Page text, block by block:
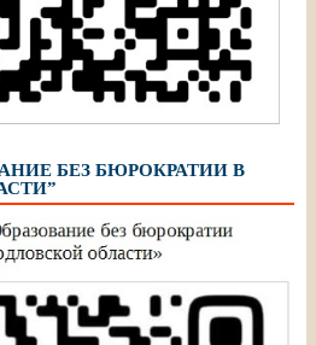
БЕЗ БЮРОКРАТИИ В